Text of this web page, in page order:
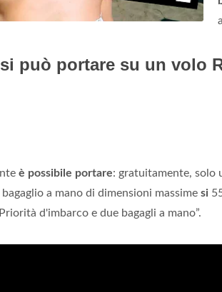
può portare su un volo
è possibile portare: gratuitamente, solo
bagaglio a mano di dimensioni massime si
d'imbarco e due bagagli a mano”.